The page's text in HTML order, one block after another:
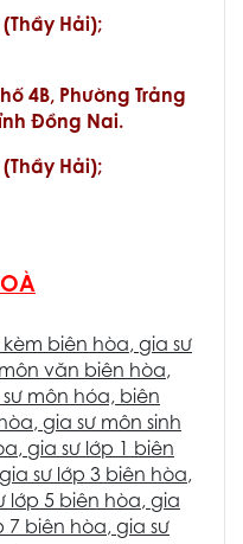
Hải);
4B, Phường Trảng
Đồng Nai.
Hải);
biên hòa, gia sư
văn biên hòa,
môn hóa, biên
, gia sư môn sinh
, gia sư lớp 1 biên
gia sư lớp 3 biên hòa,
lớp 5 biên hòa, gia
7 biên hòa, gia sư